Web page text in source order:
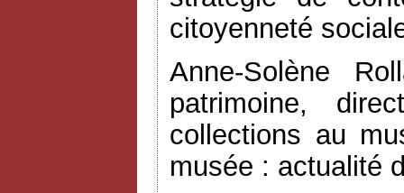
citoyenneté
Anne-Solène
patrimoine,
collections au
musée : actualité